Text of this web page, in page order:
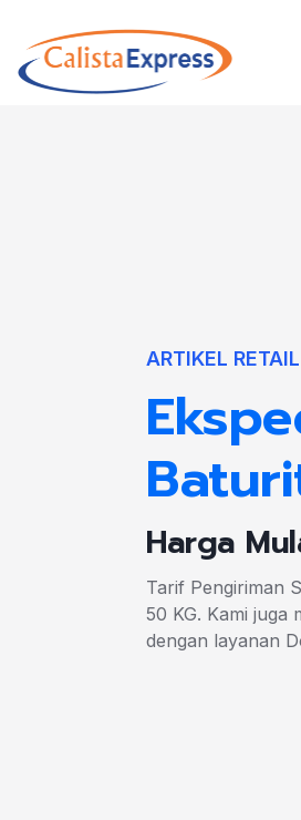
ARTIKEL RETAIL
Harga
Tarif Pengiriman
50 KG. Kami juga
dengan layanan